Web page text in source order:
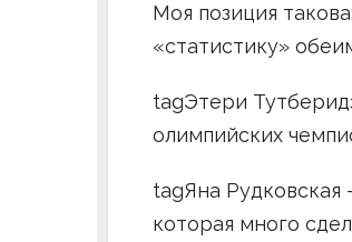
Моя позиция
«статистику»
tagЭтери
олимпийских
tagЯна
которая много